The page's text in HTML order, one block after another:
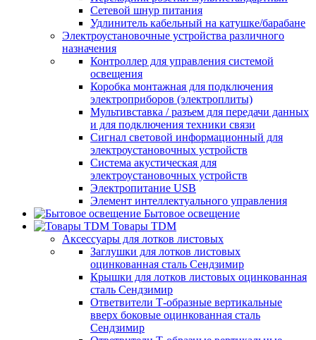
Сетевой шнур питания
Удлинитель кабельный на катушке/барабане
Электроустановочные устройства различного
назначения
Контроллер для управления системой
освещения
Коробка монтажная для подключения
электроприборов (электроплиты)
Мультивставка / разъем для передачи данных
и для подключения техники связи
Сигнал световой информационный для
электроустановочных устройств
Система акустическая для
электроустановочных устройств
Электропитание USB
Элемент интеллектуального управления
Бытовое освещение
Товары TDM
Аксессуары для лотков листовых
Заглушки для лотков листовых
оцинкованная сталь Сендзимир
Крышки для лотков листовых оцинкованная
сталь Сендзимир
Ответвители Т-образные вертикальные
вверх боковые оцинкованная сталь
Сендзимир